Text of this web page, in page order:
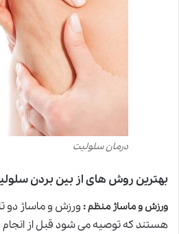
درمان سلولیت
بهترین روش های از بین بردن
ورزش و ماساژ منظم: ورزش و ماساژ دو
هستند که توصیه می شود قبل از